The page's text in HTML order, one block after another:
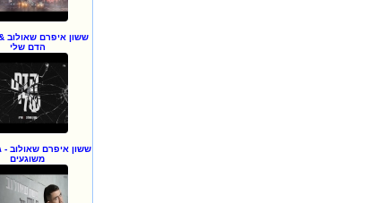
ששון איפרם שאולוב
הדם שלי
ששון איפרם שאולוב -
משוגעים